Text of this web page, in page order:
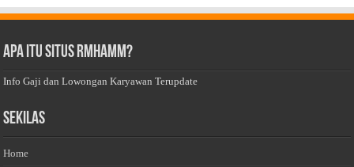
Apa Itu Situs Rmhamm?
Info Gaji dan Lowongan Karyawan Terupdate
Sekilas
Home